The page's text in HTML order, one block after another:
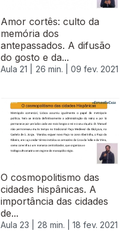
Amor cortês: culto da
memória dos
antepassados. A difusão
do gosto e da...
Aula 21 | 26 min. | 09 fev. 2021
O cosmopolitismo das
cidades hispânicas. A
importância das cidades
de...
Aula 23 | 28 min. | 18 fev. 2021